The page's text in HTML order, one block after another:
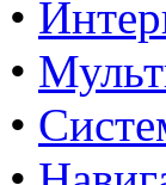
•
•
•